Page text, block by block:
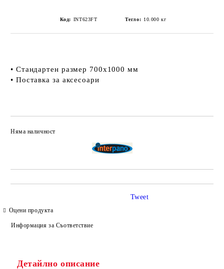
Код: INT623FT Тегло: 10.000 кг
• Стандартен размер 700х1000 мм
• Поставка за аксесоари
Няма наличност
Оцени продукта
Информация за Съответствие
Tweet
Детайлно описание